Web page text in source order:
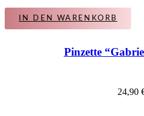
IN DEN WARENKORB
Pinzette
24,90